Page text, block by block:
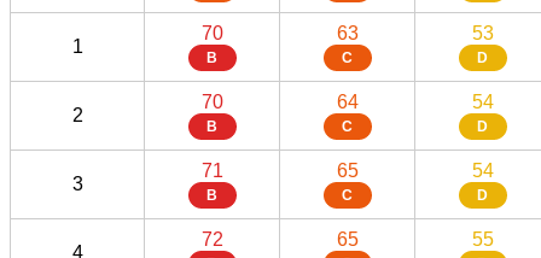
1
70
B
63
C
53
D
2
70
B
64
C
54
D
3
71
B
65
C
54
D
4
72 65 55